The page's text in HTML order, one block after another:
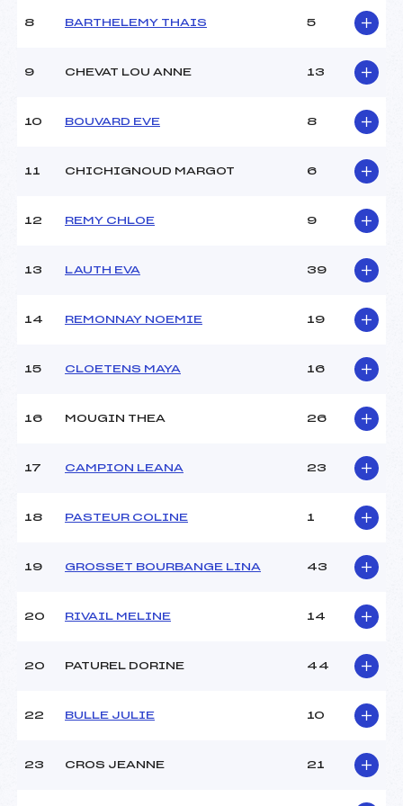
8 BARTHELEMY THAIS 5
9 CHEVAT LOU ANNE 13
10 BOUVARD EVE 8
11 CHICHIGNOUD MARGOT 6
12 REMY CHLOE 9
13 LAUTH EVA 39
14 REMONNAY NOEMIE 19
15 CLOETENS MAYA 16
16 MOUGIN THEA 26
17 CAMPION LEANA 23
18 PASTEUR COLINE 1
19 GROSSET BOURBANGE LINA 43
20 RIVAIL MELINE 14
20 PATUREL DORINE 44
22 BULLE JULIE 10
23 CROS JEANNE 21